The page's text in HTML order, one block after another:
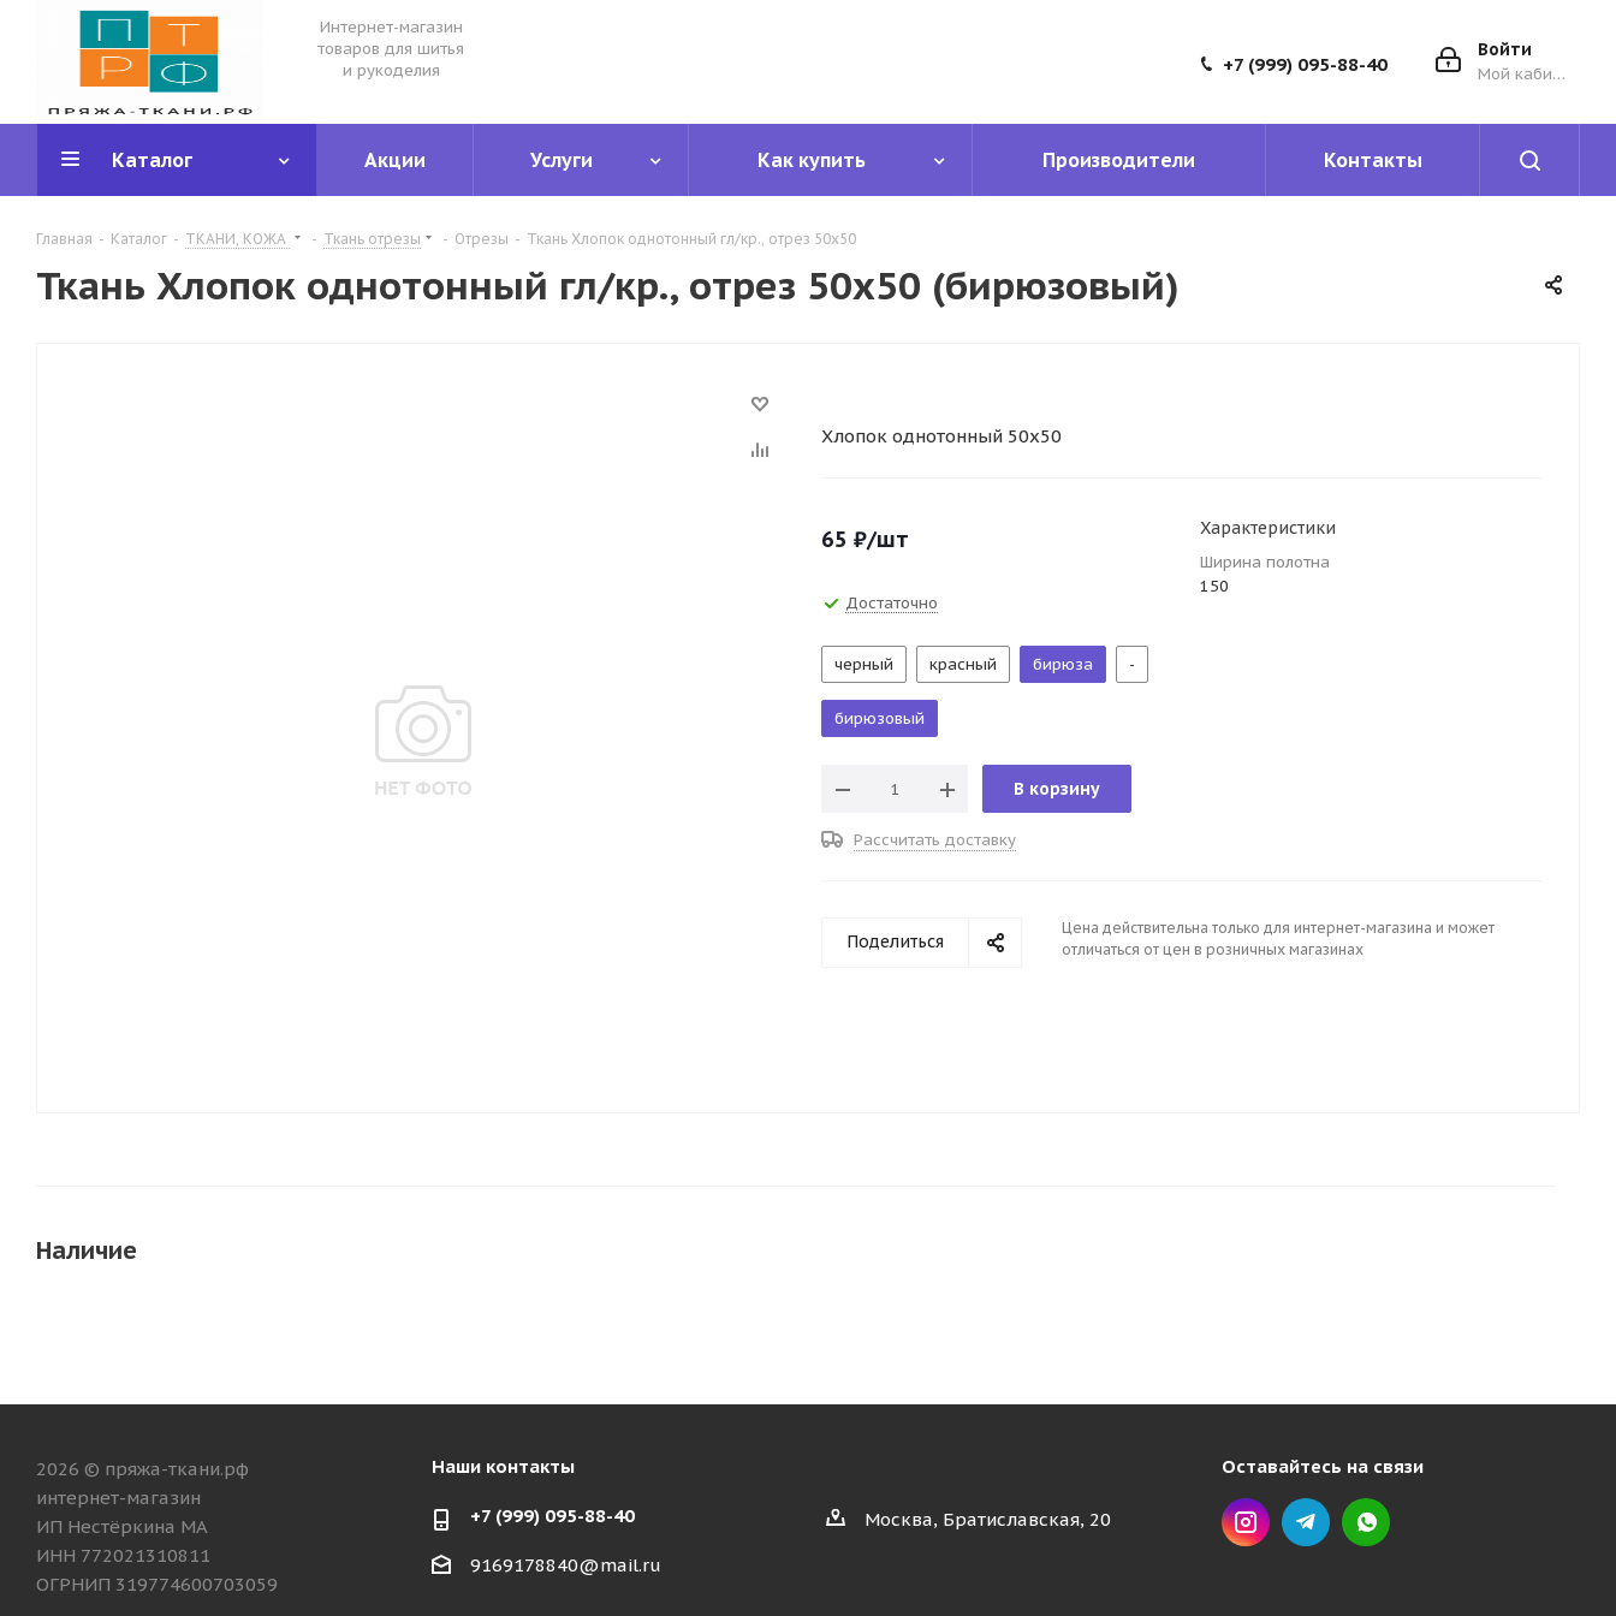
Интернет-магазин
товаров для шитья
и рукоделия
Войти
Мой кабинет
+7 (999) 095-88-40
Каталог Акции Услуги Как купить Производители Контакты
Главная - Каталог - ТКАНИ, КОЖА - Ткань отрезы - Отрезы - Ткань Хлопок однотонный гл/кр., отрез 50х50
Ткань Хлопок однотонный гл/кр., отрез 50х50 (бирюзовый)
Хлопок однотонный 50х50
65 ₽/шт
Достаточно
черный красный бирюза -
бирюзовый
В корзину
Рассчитать доставку
Характеристики
Ширина полотна
150
Поделиться
Цена действительна только для интернет-магазина и может
отличаться от цен в розничных магазинах
Наличие
2026 © пряжа-ткани.рф
интернет-магазин
ИП Нестёркина МА
ИНН 772021310811
ОГРНИП 319774600703059
Наши контакты
+7 (999) 095-88-40
9169178840@mail.ru
Москва, Братиславская, 20
Оставайтесь на связи